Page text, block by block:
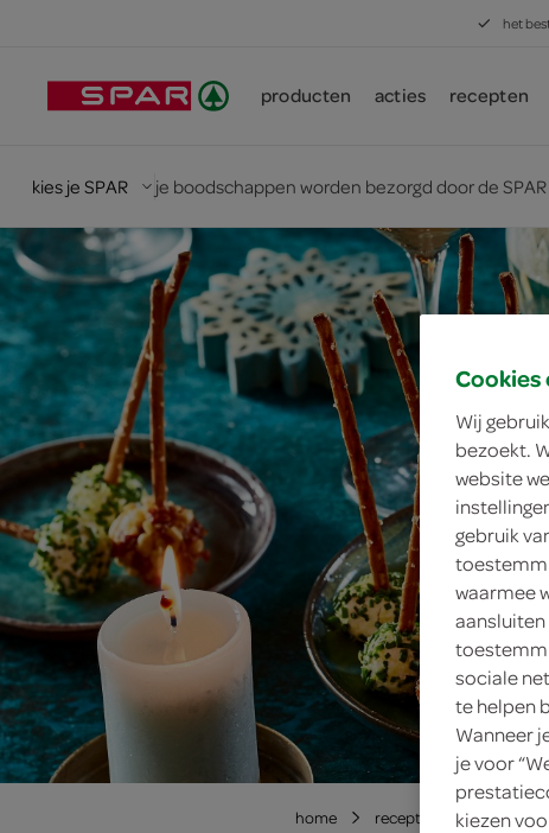
het
producten acties recepten
kies je SPAR je boodschappen worden bezorgd door de
home recepten
Cookies
Wij
bezoekt.
website
gebruik
waarmee
sociale
te helpen
Wanneer
je voor
kiezen